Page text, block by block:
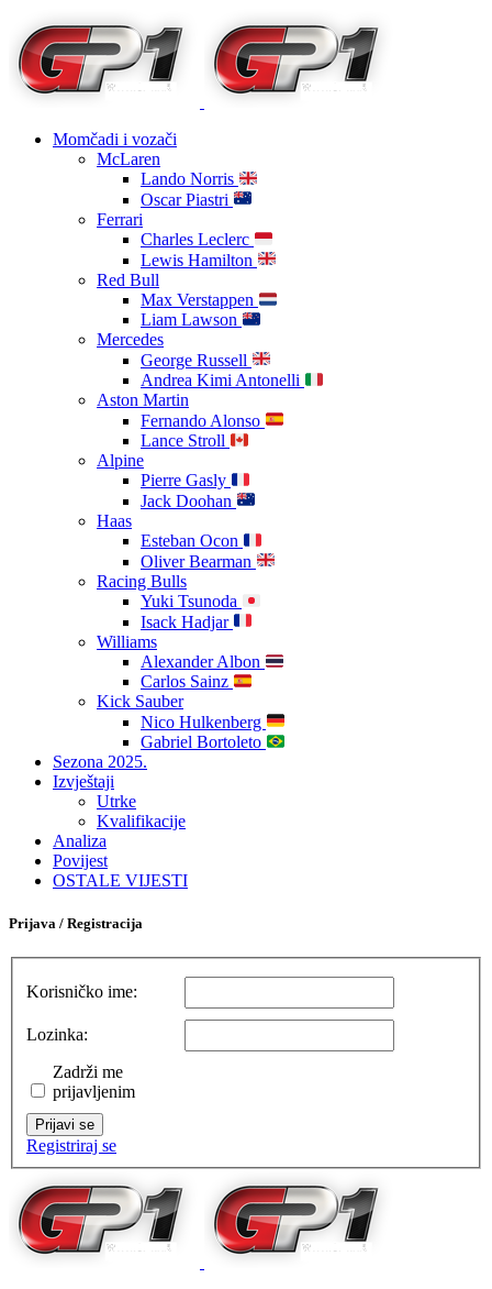
Momčadi i vozači
McLaren
Lando Norris
Oscar Piastri
Ferrari
Charles Leclerc
Lewis Hamilton
Red Bull
Max Verstappen
Liam Lawson
Mercedes
George Russell
Andrea Kimi Antonelli
Aston Martin
Fernando Alonso
Lance Stroll
Alpine
Pierre Gasly
Jack Doohan
Haas
Esteban Ocon
Oliver Bearman
Racing Bulls
Yuki Tsunoda
Isack Hadjar
Williams
Alexander Albon
Carlos Sainz
Kick Sauber
Nico Hulkenberg
Gabriel Bortoleto
Sezona 2025.
Izvještaji
Utrke
Kvalifikacije
Analiza
Povijest
OSTALE VIJESTI
Prijava / Registracija
Korisničko ime:
Lozinka:
Zadrži me
prijavljenim
Prijavi se
Registriraj se